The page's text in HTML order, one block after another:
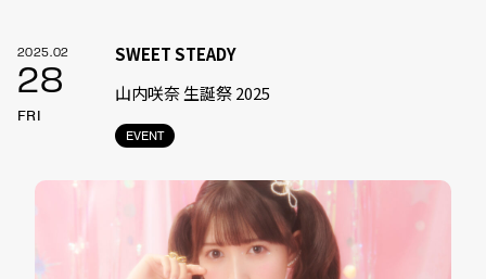
2025.02
28
FRI
EVENT
SWEET STEADY
山内咲奈 生誕祭 2025